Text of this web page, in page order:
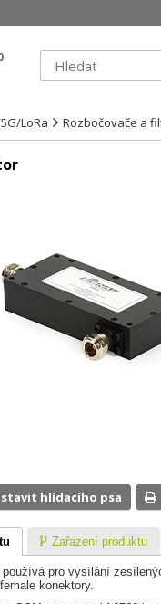
LoRa Rozbočovače a
hlídacího psa
Zařazení produktu
pro vysílání
konektory.